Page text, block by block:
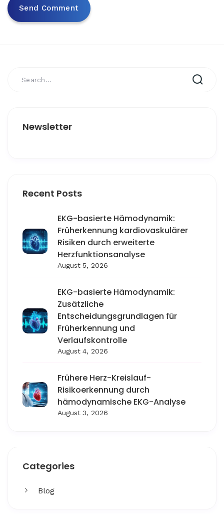
Newsletter
Recent Posts
EKG-basierte Hämodynamik:
Früherkennung kardiovaskulärer
Risiken durch erweiterte
Herzfunktionsanalyse
August 5, 2026
EKG-basierte Hämodynamik:
Zusätzliche
Entscheidungsgrundlagen für
Früherkennung und
Verlaufskontrolle
August 4, 2026
Frühere Herz-Kreislauf-
Risikoerkennung durch
hämodynamische EKG-Analyse
August 3, 2026
Categories
Blog